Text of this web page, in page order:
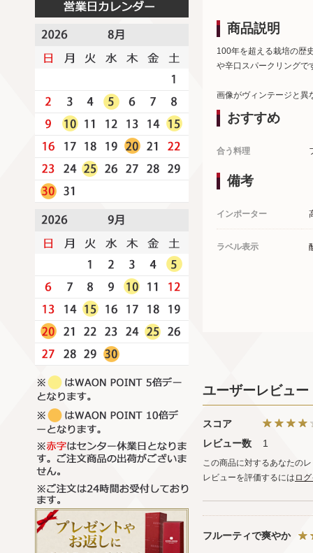
商品説明
100年を超える栽培の歴
や辛口スパークリングで
画像がヴィンテージと異
おすすめ
合う料理
備考
インポーター
ラベル表示
ユーザーレビュー
スコア
レビュー数
1
この商品に対するあなたの
レビューを評価するには ロ
フルーティで爽やか